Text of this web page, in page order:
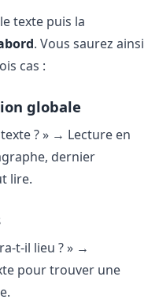
texte puis la
. Vous saurez ainsi
cas :
globale
? » → Lecture en
dernier
lire.
t-il lieu ? » →
pour trouver une